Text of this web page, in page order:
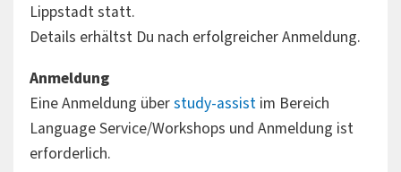
Lippstadt statt.
Details erhältst Du nach erfolgreicher Anmeldung.
Anmeldung
Eine Anmeldung überstudy-assistim Bereich
Language Service/Workshops und Anmeldung ist
erforderlich.